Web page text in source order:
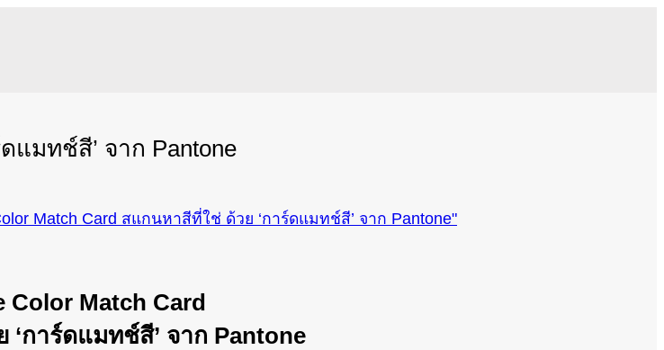
แมทช์สี’ จาก Pantone
Color Match Card
การ์ดแมทช์สี’ จาก Pantone